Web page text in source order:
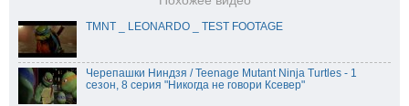
TMNT _ LEONARDO _ TEST FOOTAGE
Черепашки Ниндзя / Teenage Mutant Ninja Turtles - 1
сезон, 8 серия "Никогда не говори Ксевер"